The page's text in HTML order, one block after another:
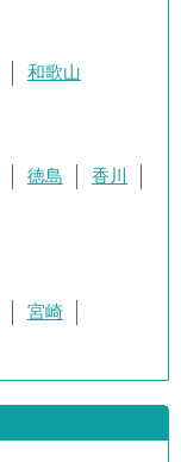
和歌山
徳島
香川
宮崎